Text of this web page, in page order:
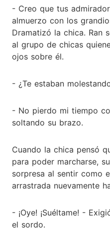
- Creo que tus
almuerzo con los
Dramatizó la chica. Ran
al grupo de chicas
ojos sobre él.
- ¿Te estaban
- No pierdo mi tiempo
soltando su brazo.
Cuando la chica pensó
para poder marcharse,
sorpresa al sentir como
arrastrada nuevamente
- ¡Oye! ¡Suéltame! -
el sordo.